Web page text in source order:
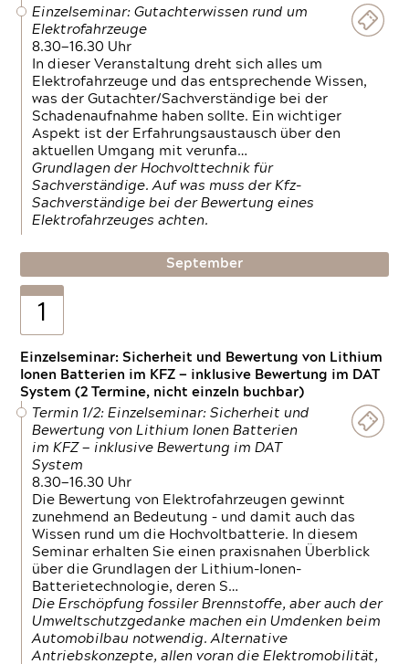
Einzelseminar: Gutachterwissen rund um
Elektrofahrzeuge
8.30—16.30 Uhr
In dieser Veranstaltung dreht sich alles um
Elektrofahrzeuge und das entsprechende Wissen,
was der Gutachter/Sachverständige bei der
Schadenaufnahme haben sollte. Ein wichtiger
Aspekt ist der Erfahrungsaustausch über den
aktuellen Umgang mit verunfa…
Grundlagen der Hochvolttechnik für
Sachverständige. Auf was muss der Kfz-
Sachverständige bei der Bewertung eines
Elektrofahrzeuges achten.
September
1
Einzelseminar: Sicherheit und Bewertung von Lithium
Ionen Batterien im KFZ — inklusive Bewertung im DAT
System (2 Termine, nicht einzeln buchbar)
Termin 1/2: Einzelseminar: Sicherheit und
Bewertung von Lithium Ionen Batterien
im KFZ — inklusive Bewertung im DAT
System
8.30—16.30 Uhr
Die Bewertung von Elektrofahrzeugen gewinnt
zunehmend an Bedeutung – und damit auch das
Wissen rund um die Hochvoltbatterie. In diesem
Seminar erhalten Sie einen praxisnahen Überblick
über die Grundlagen der Lithium-Ionen-
Batterietechnologie, deren S…
Die Erschöpfung fossiler Brennstoffe, aber auch der
Umweltschutzgedanke machen ein Umdenken beim
Automobilbau notwendig. Alternative
Antriebskonzepte, allen voran die Elektromobilität,